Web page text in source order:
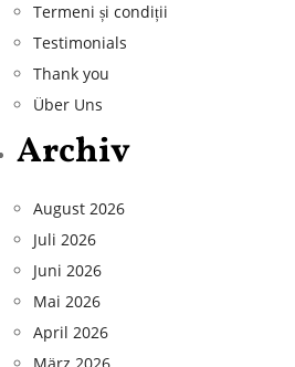
Termeni și condiții
Testimonials
Thank you
Über Uns
Archiv
August 2026
Juli 2026
Juni 2026
Mai 2026
April 2026